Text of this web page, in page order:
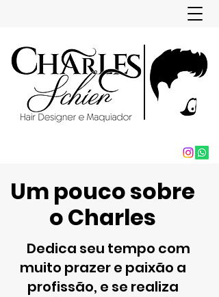
Um pouco sobre
o Charles
Dedica seu tempo com
muito prazer e paixão a
profissão, e se realiza